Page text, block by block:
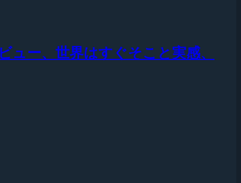
ュー、世界はすぐそこと実感、